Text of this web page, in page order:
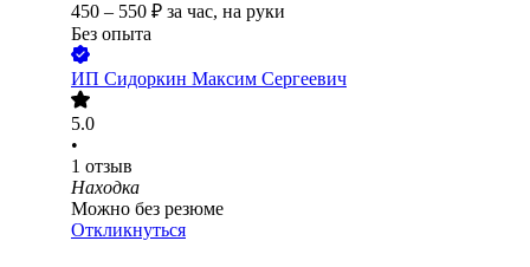
450 – 550 ₽ за час, на руки
Без опыта
ИП Сидоркин Максим Сергеевич
5.0
•
1 отзыв
Находка
Можно без резюме
Откликнуться